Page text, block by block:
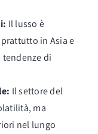
Il lusso è
in Asia e
tendenze di
Il settore del
ma
nel lungo